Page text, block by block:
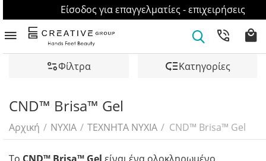
Είσοδος για επαγγελματίες - επιχειρήσεις
Φίλτρα Κατηγορίες
CND™ Brisa™ Gel
Αρχική / ΝΥΧΙΑ / ΤΕΧΝΗΤΑ ΝΥΧΙΑ / CND™ Brisa™ Gel